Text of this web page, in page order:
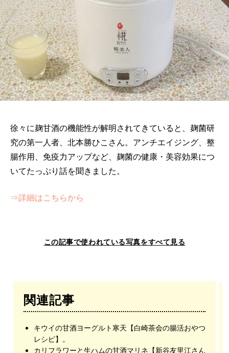
徐々に麹甘酒の機能性が解明されてきていると、麹菌研
究の第一人者、北本勝ひこさん。アンチエイジング、整
腸作用、免疫力アップなど、麹菌の健康・美容効果につ
いてたっぷり話を聞きました。
⇒詳細はこちらから
この記事で使われている写真をすべて見る
関連記事
キウイの甘酒ヨーグルト寒天【白崎茶会の腸活おやつ
レシピ】。
カリフラワーと生ハムの甘酒マリネ【新谷友里江さん